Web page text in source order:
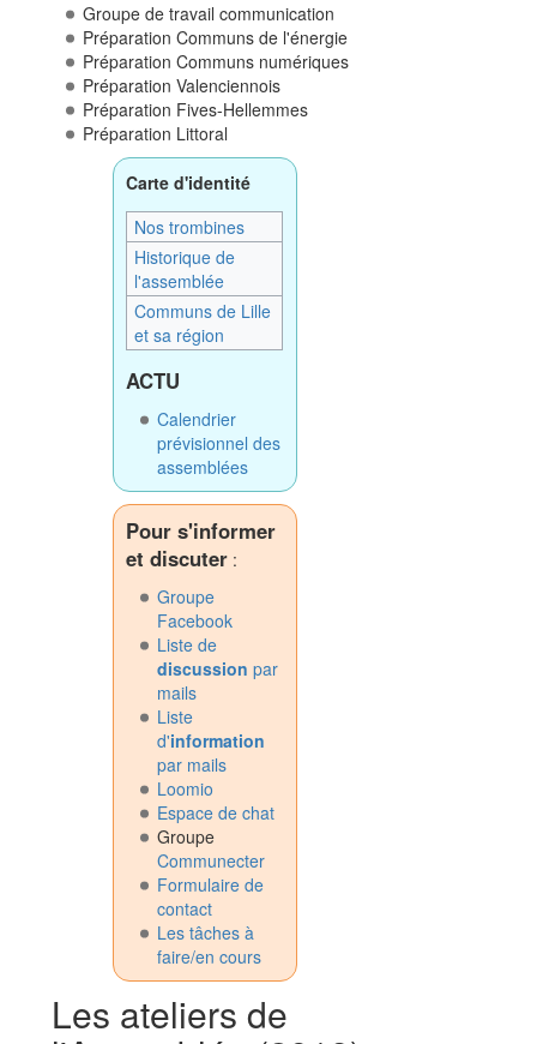
Groupe de travail communication
Préparation Communs de l'énergie
Préparation Communs numériques
Préparation Valenciennois
Préparation Fives-Hellemmes
Préparation Littoral
Carte d'identité
Nos trombines
Historique de
l'assemblée
Communs de Lille
et sa région
ACTU
Calendrier
prévisionnel des
assemblées
Pour s'informer
et discuter :
Groupe
Facebook
Liste de
discussion par
mails
Liste
d'information
par mails
Loomio
Espace de chat
Groupe
Communecter
Formulaire de
contact
Les tâches à
faire/en cours
Les ateliers de